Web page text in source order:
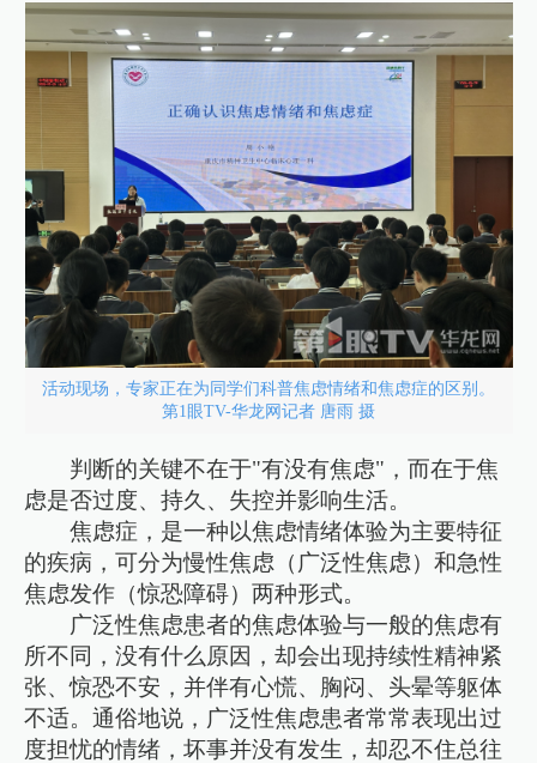
活动现场，专家正在为同学们科普焦虑情绪和焦虑症的区别。
第1眼TV-华龙网记者 唐雨 摄
判断的关键不在于"有没有焦虑"，而在于焦
虑是否过度、持久、失控并影响生活。
焦虑症，是一种以焦虑情绪体验为主要特征
的疾病，可分为慢性焦虑（广泛性焦虑）和急性
焦虑发作（惊恐障碍）两种形式。
广泛性焦虑患者的焦虑体验与一般的焦虑有
所不同，没有什么原因，却会出现持续性精神紧
张、惊恐不安，并伴有心慌、胸闷、头晕等躯体
不适。通俗地说，广泛性焦虑患者常常表现出过
度担忧的情绪，坏事并没有发生，却忍不住总往